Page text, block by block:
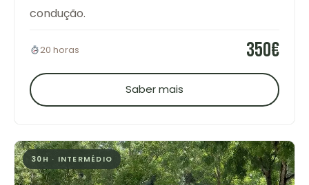
condução.
20 horas 350€
Saber mais
30H · INTERMÉDIO